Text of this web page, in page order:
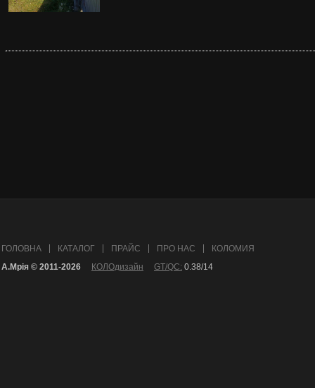
ГОЛОВНА КАТАЛОГ ПРАЙС ПРО НАС КОЛОМИЯ
А.Mрія © 2011-2026 КОЛОдизайн GT/QC: 0.38/14